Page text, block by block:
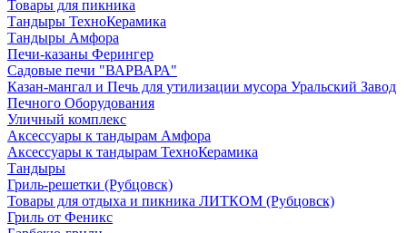
Товары для пикника
Тандыры ТехноКерамика
Тандыры Амфора
Печи-казаны Ферингер
Садовые печи "ВАРВАРА"
Казан-мангал и Печь для утилизации мусора Уральский Завод
Печного Оборудования
Уличный комплекс
Аксессуары к тандырам Амфора
Аксессуары к тандырам ТехноКерамика
Тандыры
Гриль-решетки (Рубцовск)
Товары для отдыха и пикника ЛИТКОМ (Рубцовск)
Гриль от Феникс